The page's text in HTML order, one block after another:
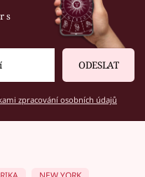
s
ODESLAT
zpracování osobních údajů